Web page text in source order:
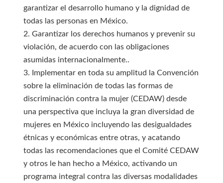
garantizar el desarrollo humano y la dignidad de
todas las personas en México.
2. Garantizar los derechos humanos y prevenir su
violación, de acuerdo con las obligaciones
asumidas internacionalmente..
3. Implementar en toda su amplitud la Convención
sobre la eliminación de todas las formas de
discriminación contra la mujer (CEDAW) desde
una perspectiva que incluya la gran diversidad de
mujeres en México incluyendo las desigualdades
étnicas y económicas entre otras, y acatando
todas las recomendaciones que el Comité CEDAW
y otros le han hecho a México, activando un
programa integral contra las diversas modalidades